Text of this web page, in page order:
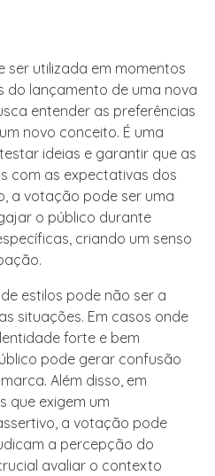
ser utilizada em momentos
do lançamento de uma nova
entender as preferências
novo conceito. É uma
ideias e garantir que as
com as expectativas dos
a votação pode ser uma
o público durante
criando um senso
estilos pode não ser a
situações. Em casos onde
forte e bem
pode gerar confusão
Além disso, em
que exigem um
a votação pode
a percepção do
avaliar o contexto